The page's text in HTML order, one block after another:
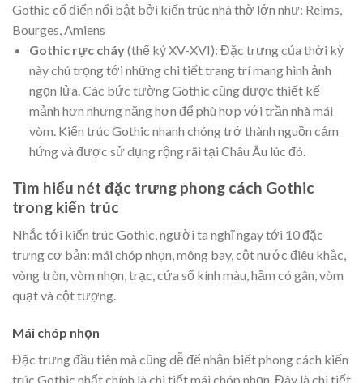
Gothic cổ điển nổi bật bởi kiến trúc nhà thờ lớn như: Reims,
Bourges, Amiens
Gothic rực cháy(thế kỷ XV-XVI): Đặc trưng của thời kỳ
này chú trọng tới những chi tiết trang trí mang hình ảnh
ngọn lửa. Các bức tường Gothic cũng được thiết kế
mảnh hơn nhưng nặng hơn để phù hợp với trần nhà mái
vòm. Kiến trúc Gothic nhanh chóng trở thành nguồn cảm
hứng và được sử dụng rộng rãi tại Châu Âu lúc đó.
Tìm hiểu nét đặc trưng phong cách Gothic
trong kiến trúc
Nhắc tới kiến trúc Gothic, người ta nghĩ ngay tới 10 đặc
trưng cơ bản: mái chóp nhọn, mông bay, cột nước điêu khắc,
vòng tròn, vòm nhọn, trạc, cửa sổ kính màu, hầm có gân, vòm
quạt và cột tượng.
Mái chóp nhọn
Đặc trưng đầu tiên mà cũng dễ để nhận biết phong cách kiến
trúc Gothic nhất chính là chi tiết mái chóp nhọn. Đây là chi tiết